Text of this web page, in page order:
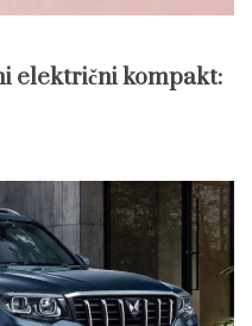
električni kompakt: